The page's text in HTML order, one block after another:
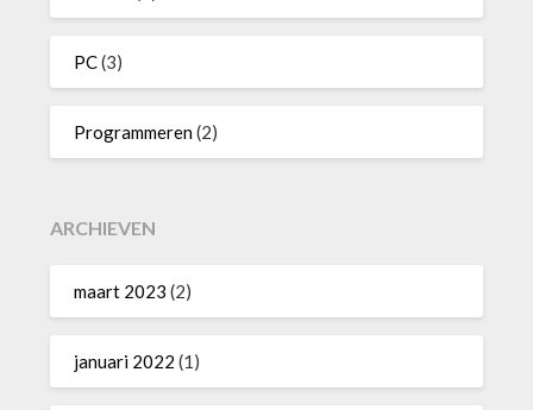
PC(3)
Programmeren(2)
ARCHIEVEN
maart 2023 (2)
januari 2022 (1)